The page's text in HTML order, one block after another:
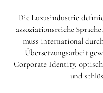
Die Luxusindustrie
assoziationsreiche
muss international
Übersetzungsarbeit
Corporate Identity,
und